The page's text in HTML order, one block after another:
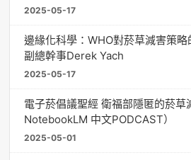
2025-05-17
邊緣化科學：WHO對菸草減害策
副總幹事Derek Yach
2025-05-17
電子菸倡議聖經 衛福部隱匿的菸
NotebookLM 中文PODCAST）
2025-05-01